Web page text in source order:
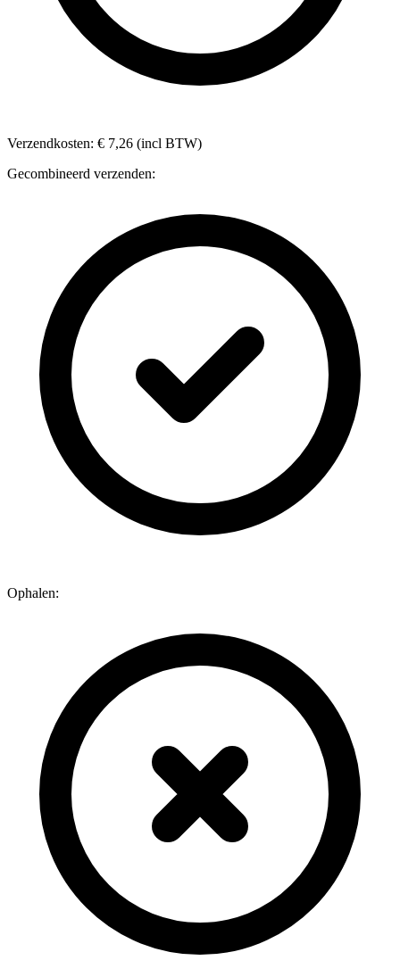
Verzendkosten: € 7,26 (incl BTW)
Gecombineerd verzenden:
Ophalen: